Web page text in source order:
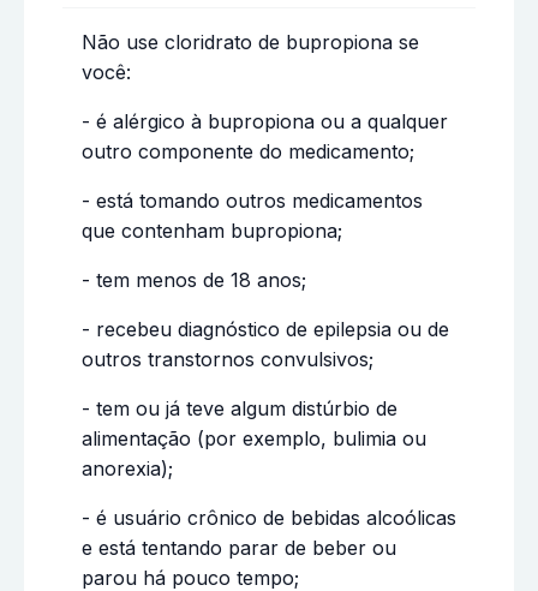
Não use cloridrato de bupropiona se
você:
- é alérgico à bupropiona ou a qualquer
outro componente do medicamento;
- está tomando outros medicamentos
que contenham bupropiona;
- tem menos de 18 anos;
- recebeu diagnóstico de epilepsia ou de
outros transtornos convulsivos;
- tem ou já teve algum distúrbio de
alimentação (por exemplo, bulimia ou
anorexia);
- é usuário crônico de bebidas alcoólicas
e está tentando parar de beber ou
parou há pouco tempo;